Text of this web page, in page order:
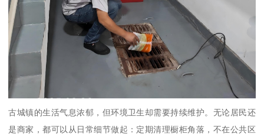
古城镇的生活气息浓郁，但环境卫生却需要持续维护。无论居民还
是商家，都可以从日常细节做起：定期清理橱柜角落，不在公共区